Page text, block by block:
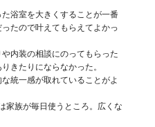
た浴室を大きくすることが一番
たので叶えてもらえてよかっ
や内装の相談にのってもらった
きたりにならなかった。
な統一感が取れていることがよ
家族が毎日使うところ。広くな